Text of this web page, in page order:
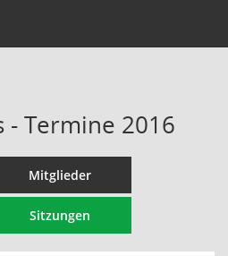
- Termine 2016
Mitglieder
Sitzungen